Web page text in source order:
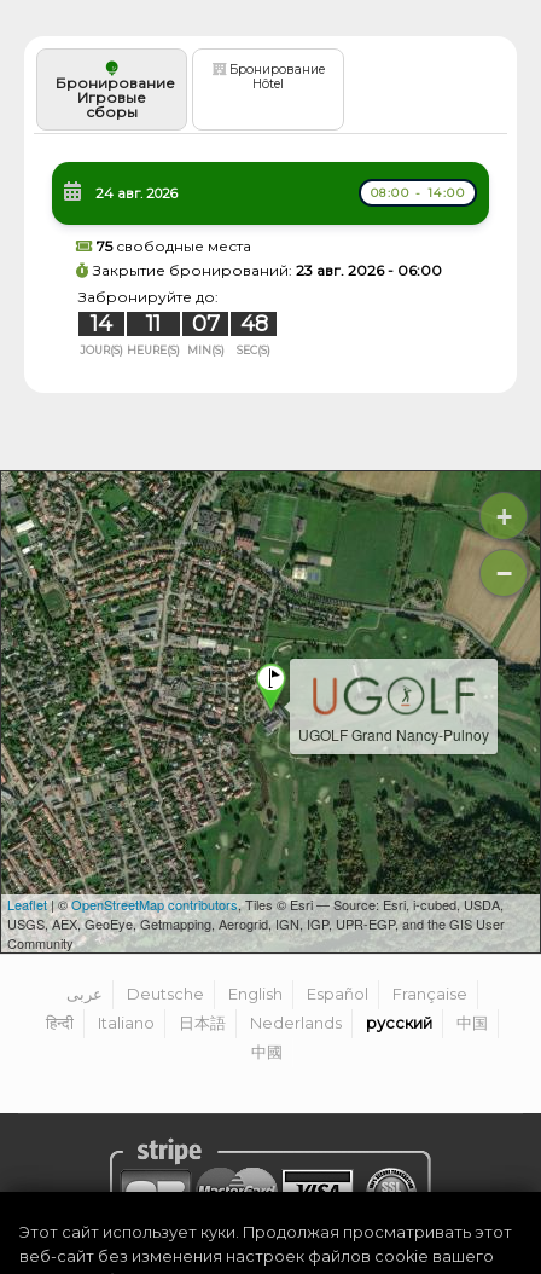
Бронирование
Игровые
сборы
Бронирование
Hôtel
24 авг. 2026 08:00 - 14:00
75свободные места
Закрытие бронирований: 23 авг. 2026 - 06:00
Забронируйте до:
14 11 07 48
JOUR(S) HEURE(S) MIN(S) SEC(S)
UGOLF Grand Nancy-Pulnoy
+
−
Leaflet| ©OpenStreetMap contributors, Tiles © Esri — Source: Esri, i-cubed, USDA,
USGS, AEX, GeoEye, Getmapping, Aerogrid, IGN, IGP, UPR-EGP, and the GIS User
Community
عربى Deutsche English Español
Française
हिन्दी
Italiano 日本語 Nederlands русский
中国
中國
Этот сайт использует куки. Продолжая просматривать этот
веб-сайт без изменения настроек файлов cookie вашего
Политика конфиденциальности Официальное уведомление